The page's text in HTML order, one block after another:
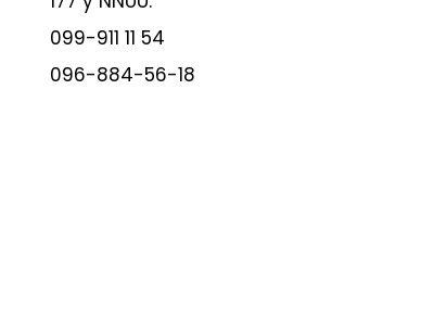
099-911 11 54
096-884-56-18